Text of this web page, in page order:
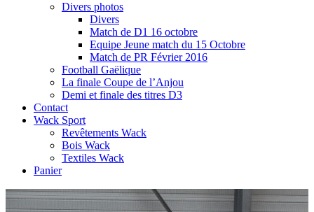
Divers photos
Divers
Match de D1 16 octobre
Equipe Jeune match du 15 Octobre
Match de PR Février 2016
Football Gaëlique
La finale Coupe de l’Anjou
Demi et finale des titres D3
Contact
Wack Sport
Revêtements Wack
Bois Wack
Textiles Wack
Panier